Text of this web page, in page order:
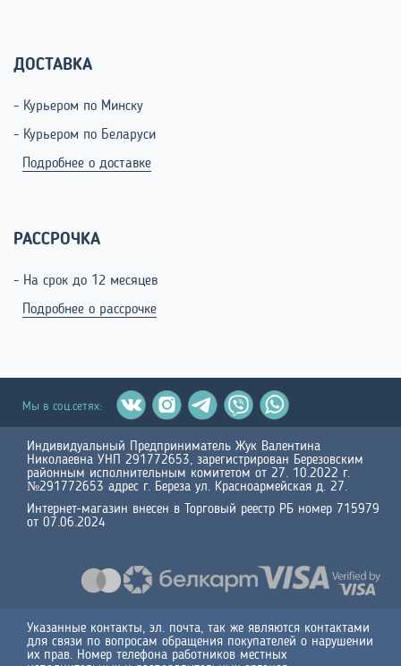
ДОСТАВКА
- Курьером по Минску
- Курьером по Беларуси
Подробнее о доставке
РАССРОЧКА
- На срок до 12 месяцев
Подробнее о рассрочке
Мы в соц.сетях:
Индивидуальный Предприниматель Жук Валентина
Николаевна УНП 291772653, зарегистрирован Березовским
районным исполнительным комитетом от 27. 10.2022 г.
№291772653 адрес г. Береза ул. Красноармейская д. 27.
Интернет-магазин внесен в Торговый реестр РБ номер 715979
от 07.06.2024
Указанные контакты, эл. почта, так же являются контактами
для связи по вопросам обращения покупателей о нарушении
их прав. Номер телефона работников местных